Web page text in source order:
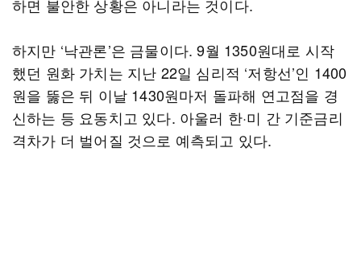
하면 불안한 상황은 아니라는 것이다.
하지만 ‘낙관론’은 금물이다. 9월 1350원대로 시작
했던 원화 가치는 지난 22일 심리적 ‘저항선’인 1400
원을 뚫은 뒤 이날 1430원마저 돌파해 연고점을 경
신하는 등 요동치고 있다. 아울러 한·미 간 기준금리
격차가 더 벌어질 것으로 예측되고 있다.